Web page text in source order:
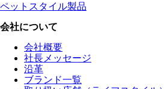
ペットスタイル製品
会社について
会社概要
社長メッセージ
沿革
ブランド一覧